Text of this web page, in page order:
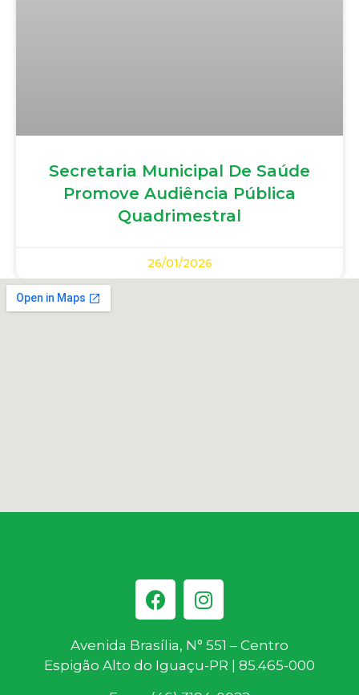
Secretaria Municipal De Saúde
Promove Audiência Pública
Quadrimestral
26/01/2026
Avenida Brasília, N° 551 – Centro
Espigão Alto do Iguaçu-PR | 85.465-000